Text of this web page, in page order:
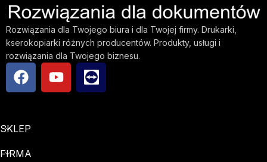
Rozwiązania dla Twojego biura i dla Twojej firmy. Drukarki,
kserokopiarki różnych producentów. Produkty, usługi i
rozwiązania dla Twojego biznesu.
SKLEP
FIRMA